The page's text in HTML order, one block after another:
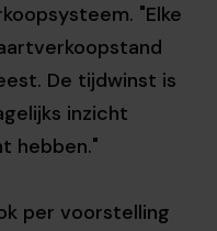
"Elke
De tijdwinst is
inzicht
hebben."
per voorstelling